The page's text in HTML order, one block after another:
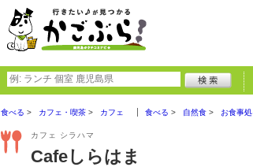
食べる カフェ・喫茶 カフェ 食べる 自然食 お食事処
カフェ シラハマ
Cafeしらはま